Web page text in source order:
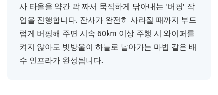
사 타올을 약간 꽉 짜서 묵직하게 닦아내는 '버핑' 작
업을 진행합니다. 잔사가 완전히 사라질 때까지 부드
럽게 버핑해 주면 시속 60km 이상 주행 시 와이퍼를
켜지 않아도 빗방울이 하늘로 날아가는 마법 같은 배
수 인프라가 완성됩니다.